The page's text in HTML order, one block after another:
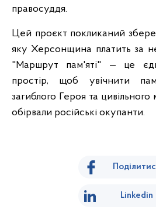
правосуддя.
Цей проєкт покликаний
яку Херсонщина платить за
"Маршрут пам'яті" — це
простір, щоб увічнити
загиблого Героя та
обірвали російські окупанти.
Linkedin